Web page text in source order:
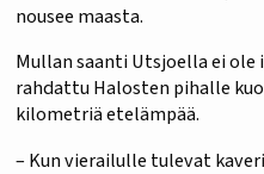
nousee maasta.
Mullan saanti Utsjoella ei ole
rahdattu Halosten pihalle
kilometriä etelämpää.
– Kun vierailulle tulevat